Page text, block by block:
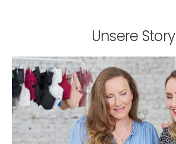
Unsere Story